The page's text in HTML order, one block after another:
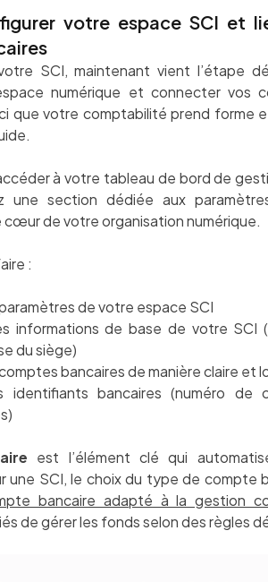
votre espace SCI et
SCI, maintenant vient l’étape
numérique et connecter vos
que votre comptabilité prend forme
à votre tableau de bord de
une section dédiée aux
cœur de votre organisation numérique.
:
de votre espace SCI
informations de base de votre SCI
du siège)
bancaires de manière claire et
identifiants bancaires (numéro de
est l’élément clé qui
une SCI, le choix du type de compte
bancaire adapté à la gestion
de gérer les fonds selon des règles